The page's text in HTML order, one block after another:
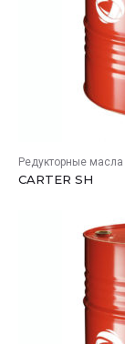
Редукторные масла
CARTER SH